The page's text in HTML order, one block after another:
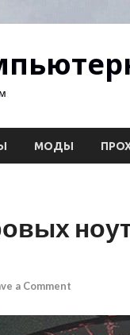
МОДЫ
a Comment